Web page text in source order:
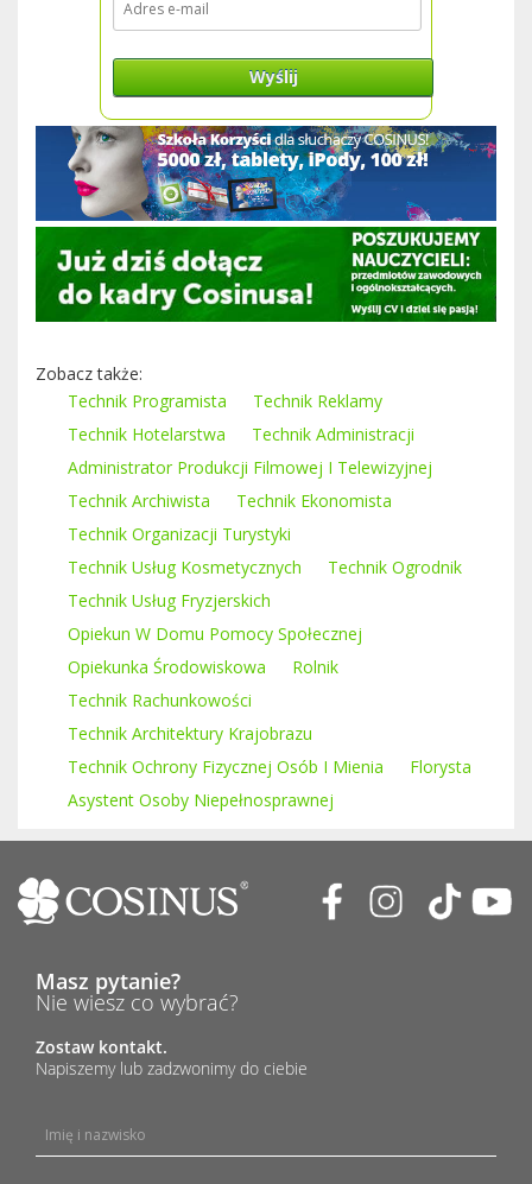
Wyślij
Zobacz także:
Technik Programista
Technik Reklamy
Technik Hotelarstwa
Technik Administracji
Administrator Produkcji Filmowej I Telewizyjnej
Technik Archiwista
Technik Ekonomista
Technik Organizacji Turystyki
Technik Usług Kosmetycznych
Technik Ogrodnik
Technik Usług Fryzjerskich
Opiekun W Domu Pomocy Społecznej
Opiekunka Środowiskowa
Rolnik
Technik Rachunkowości
Technik Architektury Krajobrazu
Technik Ochrony Fizycznej Osób I Mienia
Florysta
Asystent Osoby Niepełnosprawnej
Masz pytanie?
Nie wiesz co wybrać?
Zostaw kontakt.
Napiszemy lub zadzwonimy do ciebie